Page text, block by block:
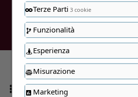
Visualizzazione del risultato
Terze Parti 3 cookie
Funzionalità
Esperienza
Misurazione
Marketing